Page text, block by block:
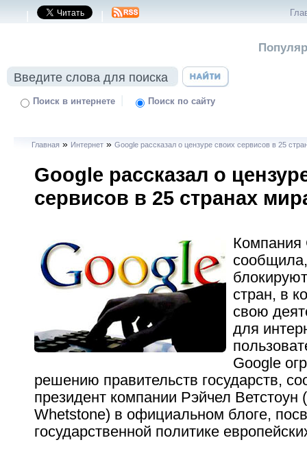
| |
Поиск в интернете | Поиск по сайту
Главная » Интернет »Google рассказал о цензуре своих сервисов в 25
Google рассказал о
сервисов в 25 странах
Компания
стран, в
свою
для
Google
решению правительств государств,
президент компании Рэйчел Ветстоун
Whetstone) в официальном блоге,
государственной политике